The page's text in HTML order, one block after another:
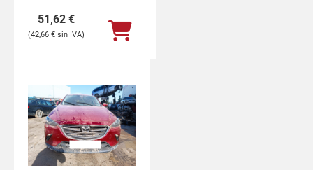
51,62 €
42,66 €